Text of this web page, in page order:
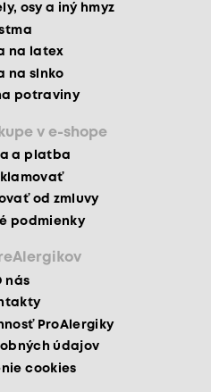
osy a iný hmyz
na latex
na slnko
potraviny
v e-shope
a platba
od zmluvy
podmienky
nás
ProAlergiky
údajov
cookies